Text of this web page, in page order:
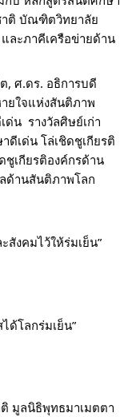
าติ บัณฑิตวิทยาลัย
ละภาคีเครือข่ายด้าน
, ศ.ดร. อธิการบดี
ยใจแห่งสันติภาพ
น  รางวัลศิษย์เก่า
ดีเด่น โล่เชิดชูเกียรติ
เกียรติองค์กรด้าน
ด้านสันติภาพโลก
สังคมไว้ให้ร่มเย็น”
ด้โลกร่มเย็น”
มูลนิธิพุทธมาเมตตา